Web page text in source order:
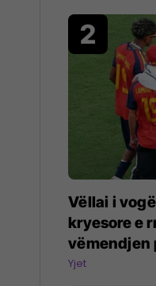
Vëllai i
kryesore e
vëmendjen
Botës
Yjet